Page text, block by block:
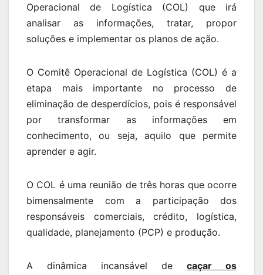
Operacional de Logística (COL) que irá
analisar as informações, tratar, propor
soluções e implementar os planos de ação.
O Comitê Operacional de Logística (COL) é a
etapa mais importante no processo de
eliminação de desperdícios, pois é responsável
por transformar as informações em
conhecimento, ou seja, aquilo que permite
aprender e agir.
O COL é uma reunião de três horas que ocorre
bimensalmente com a participação dos
responsáveis comerciais, crédito, logística,
qualidade, planejamento (PCP) e produção.
A dinâmica incansável de caçar os